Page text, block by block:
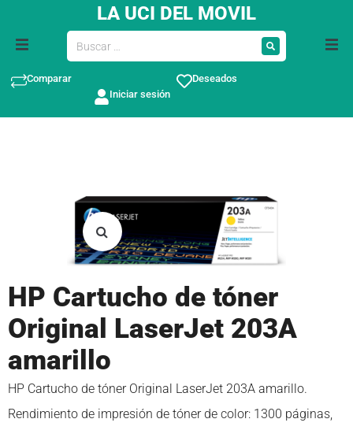
LA UCI DEL MOVIL
Comparar
Deseados
Iniciar sesión
HP Cartucho de tóner
Original LaserJet 203A
amarillo
HP Cartucho de tóner Original LaserJet 203A amarillo.
Rendimiento de impresión de tóner de color: 1300 páginas,